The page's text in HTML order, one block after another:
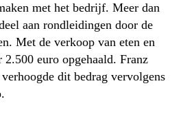
met het bedrijf. Meer dan
aan rondleidingen door de
Met de verkoop van eten en
euro opgehaald. Franz
dit bedrag vervolgens